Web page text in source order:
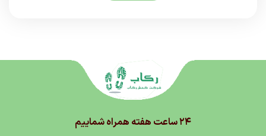
۲۴ ساعت هفته همراه شماییم